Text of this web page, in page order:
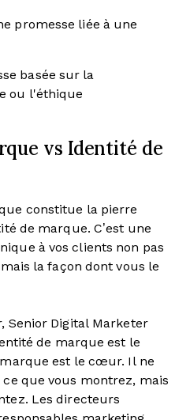
promesse liée à une
basée sur la
ou l'éthique
vs Identité de
constitue la pierre
de marque. C’est une
à vos clients non pas
la façon dont vous le
Senior Digital Marketer
de marque est le
est le cœur. Il ne
ce que vous montrez, mais
Les directeurs